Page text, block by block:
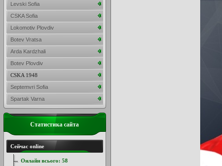
Levski Sofia
CSKA Sofia
Lokomotiv Plovdiv
Botev Vratsa
Arda Kardzhali
Botev Plovdiv
CSKA 1948
Septemvri Sofia
Spartak Varna
Статистика сайта
Сейчас online
Онлайн всього: 58